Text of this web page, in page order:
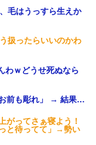
毛はうっすら生えか
扱ったらいいのかわ
わｗどうせ死ぬなら
前も彫れ」 → 結果…
がってさぁ寝よう！
と待ってて」→勢い